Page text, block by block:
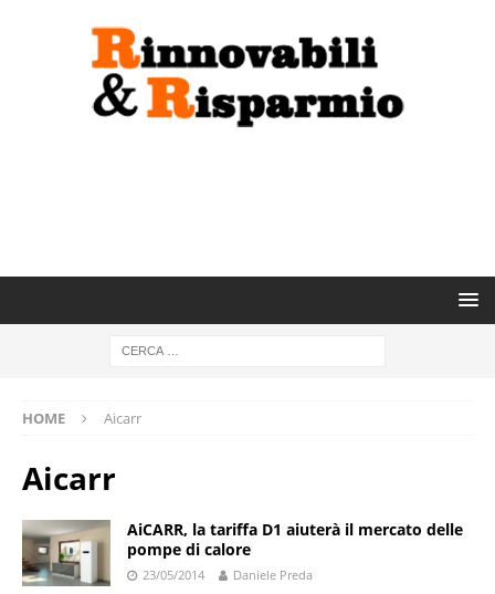
HOME Aicarr
Aicarr
AiCARR, la tariffa D1 aiuterà il mercato delle
pompe di calore
23/05/2014 Daniele Preda